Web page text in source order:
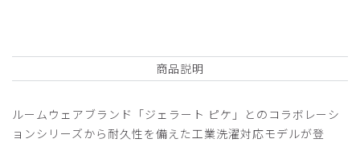
商品説明
ルームウェアブランド「ジェラート ピケ」とのコラボレーシ
ョンシリーズから耐久性を備えた工業洗濯対応モデルが登